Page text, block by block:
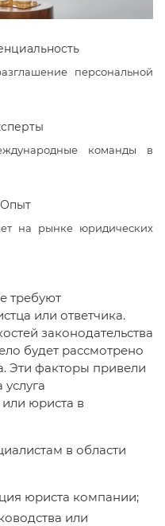
персональной
команды в
Опыт
на рынке юридических
требуют
или ответчика.
законодательства
будет рассмотрено
Эти факторы привели
или юриста в
в области
юриста компании;
или